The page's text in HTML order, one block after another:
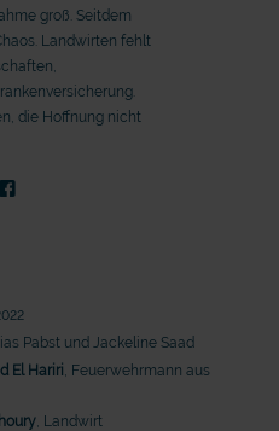
in der Ukraine
groß. Seitdem
Landwirten fehlt
die Hoffnung nicht
Pabst und Jackeline Saad
El Hariri , Feuerwehrmann aus
, Landwirt